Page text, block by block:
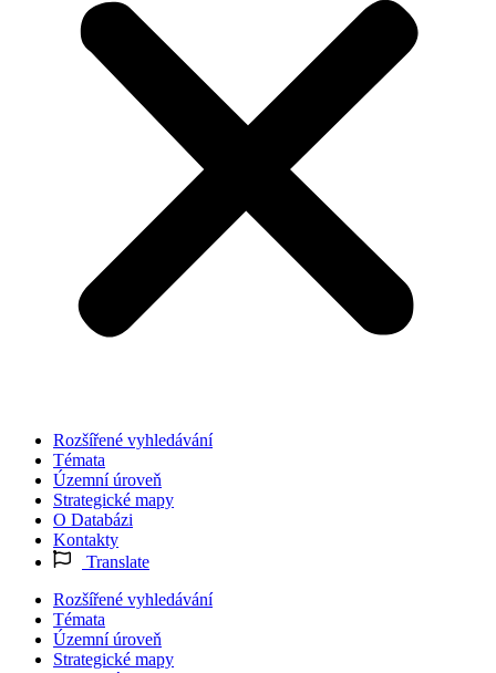
Rozšířené vyhledávání
Témata
Územní úroveň
Strategické mapy
O Databázi
Kontakty
Translate
Rozšířené vyhledávání
Témata
Územní úroveň
Strategické mapy